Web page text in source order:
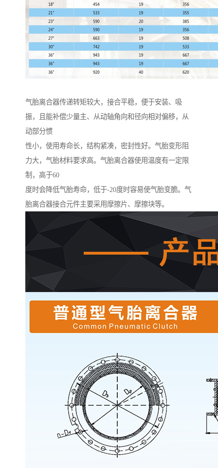
气胎离合器传递转矩较大，接合平稳，便于安装、吸
振，且能补偿少量主、从动轴角向和径向相对偏移，从
动部分惯
性小，使用寿命长，结构紧凑，密封性好。气胎变形阻
力大，气胎材料要求高。气胎离合器使用温度有一定限
制，高于60
度时会降低气胎寿命，低于-20度时容易使气胎变脆。气
胎离合器接合元件主要采用摩擦片、摩擦块等。